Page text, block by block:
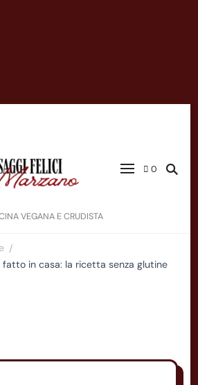
VEGANA E CRUDISTA
0
/
fatto in casa: la ricetta senza glutine